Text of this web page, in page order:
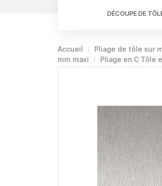
DÉCOUPE DE
Accueil Pliage de tôle sur
mm maxi
Pliage en C Tôle